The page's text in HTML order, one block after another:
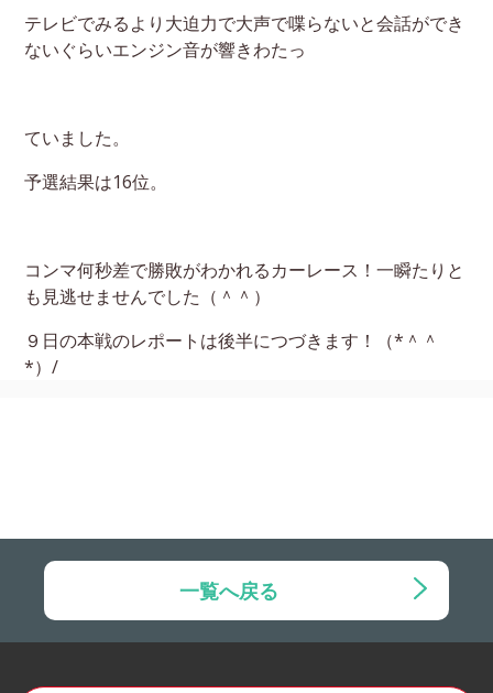
テレビでみるより大迫力で大声で喋らないと会話ができ
ないぐらいエンジン音が響きわたっ
ていました。
予選結果は16位。
コンマ何秒差で勝敗がわかれるカーレース！一瞬たりと
も見逃せませんでした（＾＾）
９日の本戦のレポートは後半につづきます！（*＾＾
*）/
一覧へ戻る